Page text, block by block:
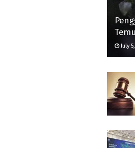
July